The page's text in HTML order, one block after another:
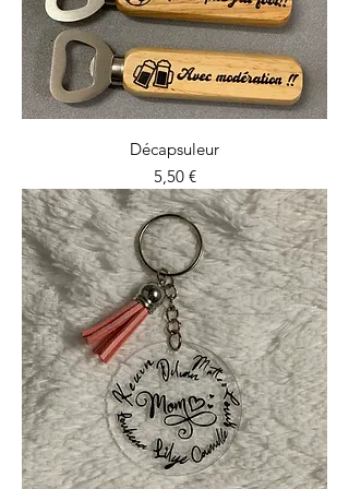
Décapsuleur
Prix
5,50 €